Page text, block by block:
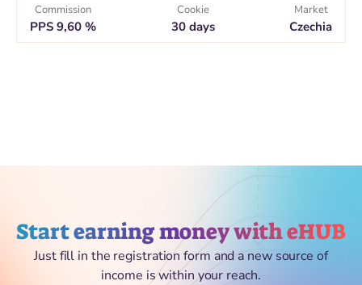
Commission
PPS 9,60 %
Cookie
30 days
Market
Czechia
Start earning money with eHUB
Just fill in the registration form and a new source of
income is within your reach.